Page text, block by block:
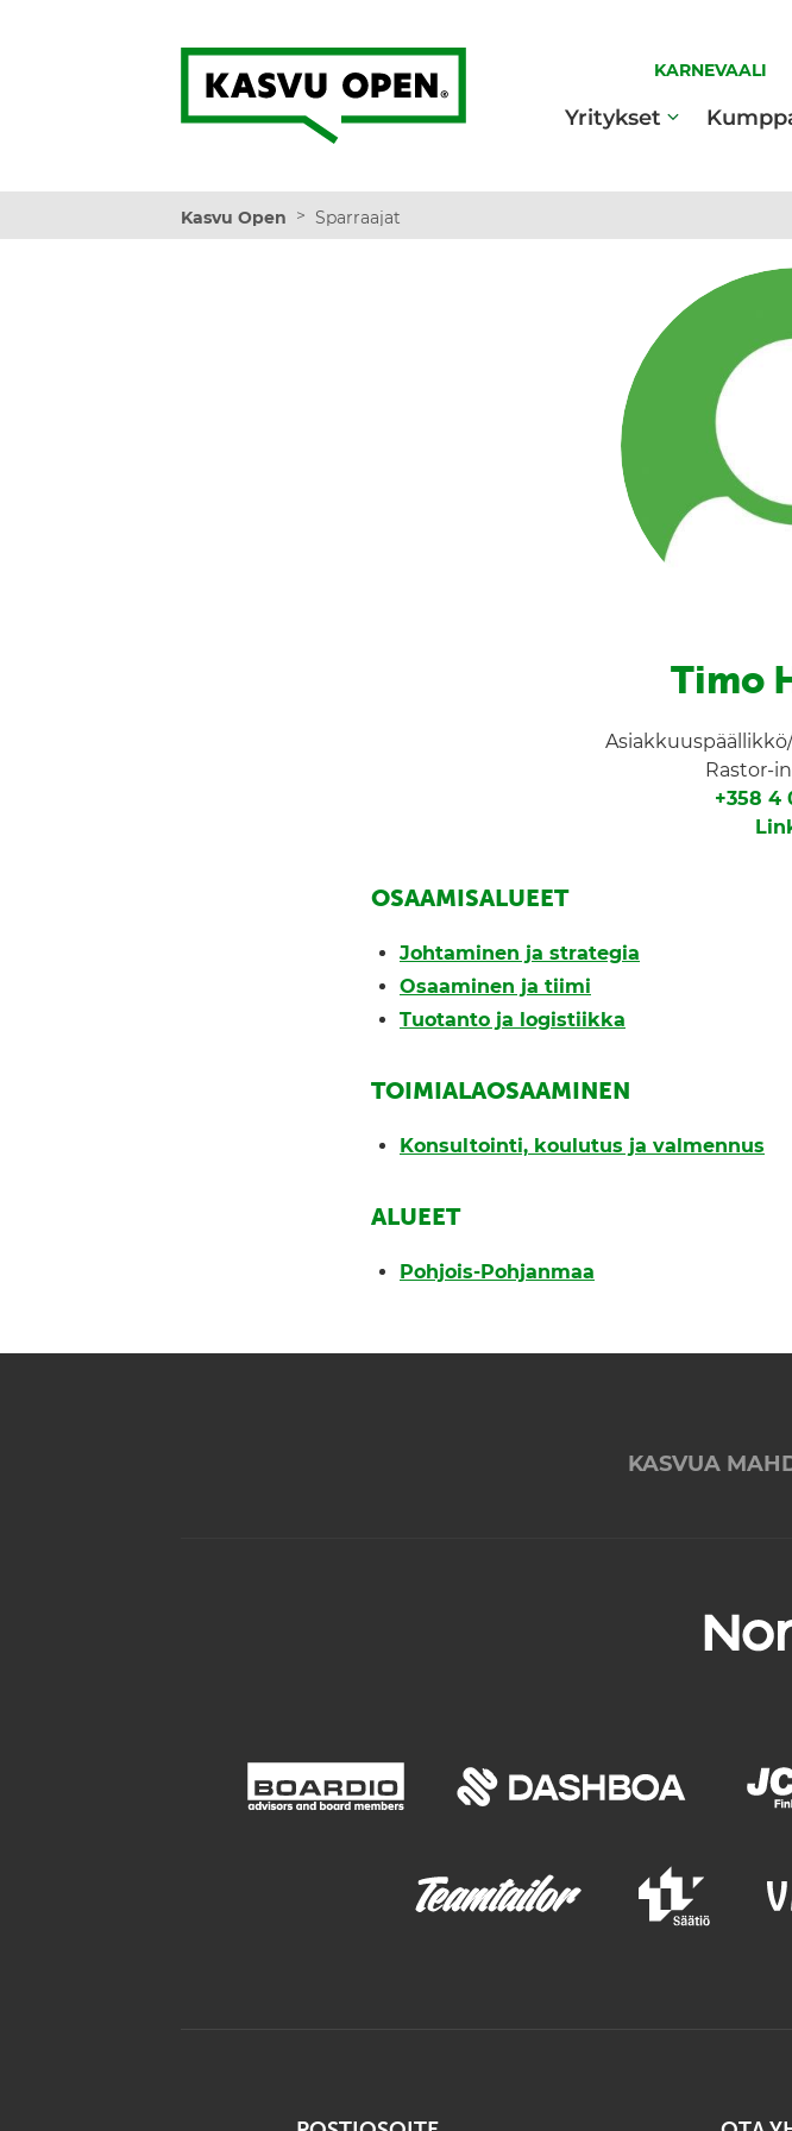
Kasvu Open
KARNEVAALI
Yritykset
Kasvu Open > Sparraajat
Timo
Rastor-
+358 4
OSAAMISALUEET
Johtaminen ja strategia
Osaaminen ja tiimi
Tuotanto ja logistiikka
TOIMIALAOSAAMINEN
Konsultointi, koulutus ja valmennus
ALUEET
Pohjois-Pohjanmaa
KASVUA